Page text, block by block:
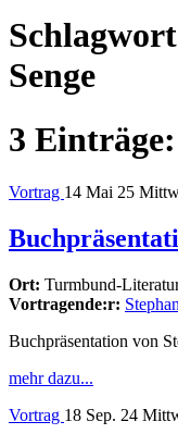
Senge
3 Einträge:
Vortrag 14 Mai 25
Ort: Turmbund-
Vortragende:r:
Buchpräsentation von
mehr dazu...
Vortrag 18 Sep. 24